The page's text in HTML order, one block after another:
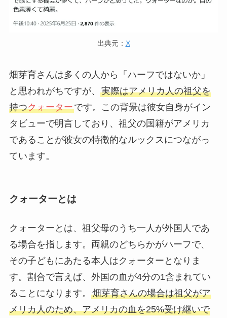
出典元： X
畑芽育さんは多くの人から「ハーフではないか」
と思われがちですが、 実際はアメリカ人の祖父を
持つクォーターです。この背景は彼女自身がイン
タビューで明言しており、祖父の国籍がアメリカ
であることが彼女の特徴的なルックスにつながっ
ています。
クォーターとは
クォーターとは、祖父母のうち一人が外国人であ
る場合を指します。両親のどちらかがハーフで、
その子どもにあたる本人はクォーターとなりま
す。割合で言えば、外国の血が4分の1含まれてい
ることになります。 畑芽育さんの場合は祖父がア
メリカ人のため、アメリカの血を25%受け継いで